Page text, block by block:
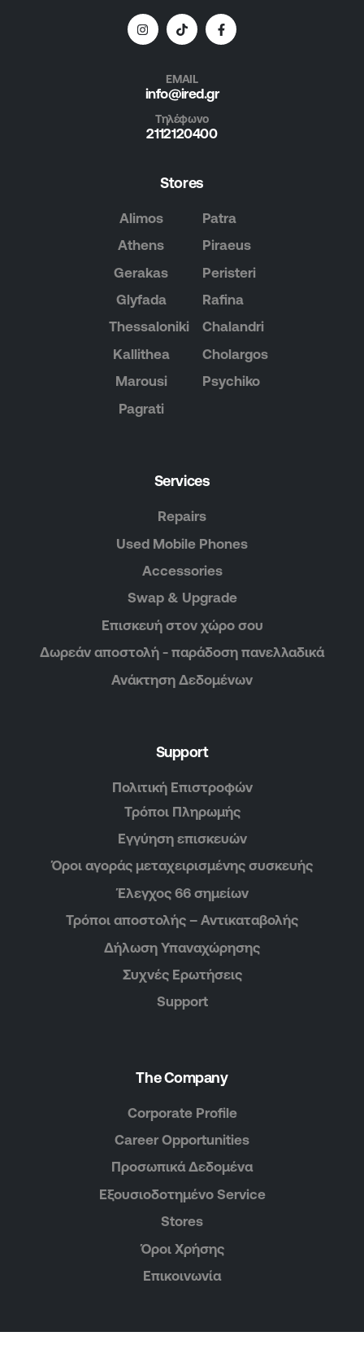
EMAIL
info@ired.gr
Τηλέφωνο
2112120400
Stores
Alimos
Athens
Gerakas
Glyfada
Thessaloniki
Kallithea
Marousi
Pagrati
Patra
Piraeus
Peristeri
Rafina
Chalandri
Cholargos
Psychiko
Services
Repairs
Used Mobile Phones
Accessories
Swap & Upgrade
Επισκευή στον χώρο σου
Δωρεάν αποστολή - παράδοση πανελλαδικά
Ανάκτηση Δεδομένων
Support
Πολιτική Επιστροφών
Τρόποι Πληρωμής
Εγγύηση επισκευών
Όροι αγοράς μεταχειρισμένης συσκευής
Έλεγχος 66 σημείων
Τρόποι αποστολής – Αντικαταβολής
Δήλωση Υπαναχώρησης
Συχνές Ερωτήσεις
Support
The Company
Corporate Profile
Career Opportunities
Προσωπικά Δεδομένα
Εξουσιοδοτημένο Service
Stores
Όροι Χρήσης
Επικοινωνία